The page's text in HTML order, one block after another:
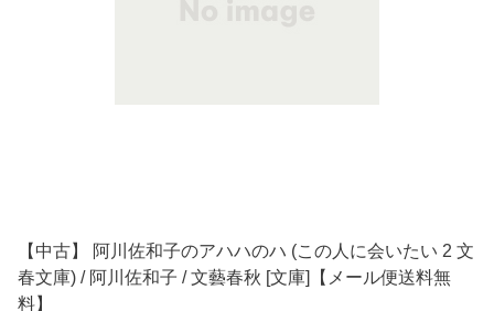
【中古】 阿川佐和子のアハハのハ (この人に会いたい 2 文
春文庫) / 阿川佐和子 / 文藝春秋 [文庫]【メール便送料無
料】